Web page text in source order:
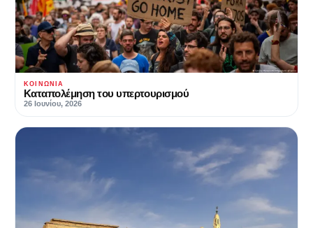
ΚΟΙΝΩΝΊΑ
Καταπολέμηση του υπερτουρισμού
26 Ιουνίου, 2026